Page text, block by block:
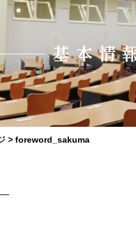
基本情
> foreword_sakuma